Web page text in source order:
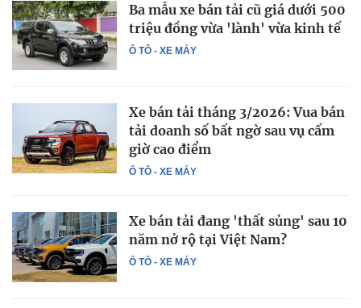
Ô TÔ - XE MÁY
Ba mẫu xe bán tải cũ giá dưới 500
triệu đồng vừa 'lành' vừa kinh tế
Ô TÔ - XE MÁY
Xe bán tải tháng 3/2026: Vua bán
tải doanh số bất ngờ sau vụ cấm
giờ cao điểm
Ô TÔ - XE MÁY
Xe bán tải đang 'thất sủng' sau 10
năm nở rộ tại Việt Nam?